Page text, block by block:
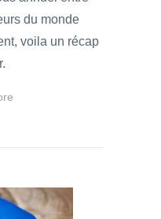
du monde
voila un récap